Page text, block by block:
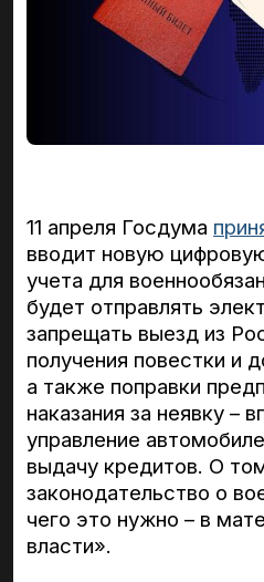
11 апреля Госдума
вводит новую
учета для
будет отправлять
запрещать выезд из
получения повестки и
а также поправки
наказания за неявку –
управление
выдачу кредитов. О
законодательство о
чего это нужно – в
власти».